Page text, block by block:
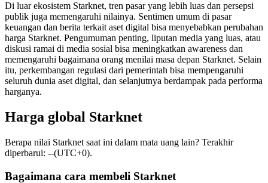
Di luar ekosistem Starknet, tren pasar yang lebih luas dan persepsi
publik juga memengaruhi nilainya. Sentimen umum di pasar
keuangan dan berita terkait aset digital bisa menyebabkan perubahan
harga Starknet. Pengumuman penting, liputan media yang luas, atau
diskusi ramai di media sosial bisa meningkatkan awareness dan
memengaruhi bagaimana orang menilai masa depan Starknet. Selain
itu, perkembangan regulasi dari pemerintah bisa mempengaruhi
seluruh dunia aset digital, dan selanjutnya berdampak pada performa
harganya.
Harga global Starknet
Berapa nilai Starknet saat ini dalam mata uang lain? Terakhir
diperbarui: --(UTC+0).
Bagaimana cara membeli Starknet